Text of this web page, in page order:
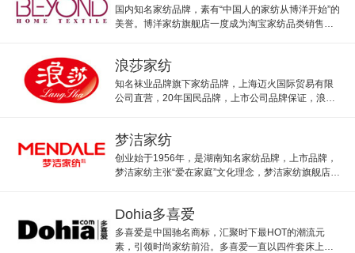
国内知名家纺品牌，素有“中国人的家纺从博洋开始”的
美誉。博洋家纺旗舰店一度成为淘宝家纺品类销售冠
浪莎家纺
知名袜业品牌旗下家纺品牌，上海迈火国际贸易有限
公司直营，20年国民品牌，上市公司品牌保证，浪莎
梦洁家纺
创业始于1956年，是湖南知名家纺品牌，上市品牌，
梦洁家纺主张“爱在家庭”文化理念，梦洁家纺旗舰店主
Dohia多喜爱
多喜爱是中国驰名商标，汇聚时下最HOT的潮流元
素，引领时尚家纺前沿。多喜爱一直以四件套床上用